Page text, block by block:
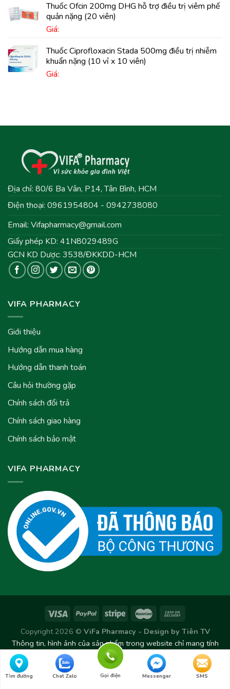
Tìm đường Chat Zalo Gọi điện Messenger SMS
Thuốc Ofcin 200mg DHG hỗ trợ điều trị viêm phế
quản nặng (20 viên)
Giá:
Thuốc Ciprofloxacin Stada 500mg điều trị nhiễm
khuẩn nặng (10 vỉ x 10 viên)
Giá:
Địa chỉ: 80/6 Ba Vân, P14, Tân Bình, HCM
Điện thoại: 0961954804 - 0942738080
Email: Vifapharmacy@gmail.com
Giấy phép KD: 41N8029489G
GCN KD Dược: 3538/ĐKKDD-HCM
VIFA PHARMACY
Giới thiệu
Hướng dẫn mua hàng
Hướng dẫn thanh toán
Câu hỏi thường gặp
Chính sách đổi trả
Chính sách giao hàng
Chính sách bảo mật
VIFA PHARMACY
Copyright 2026 © ViFa Pharmacy - Design by Tiên TV
Thông tin, hình ảnh của sản phẩm trong website chỉ mang tính
chất tham khảo. Sản phẩm thực tế có thể thay đổi/chênh lệch
theo từng Lô sản xuất.